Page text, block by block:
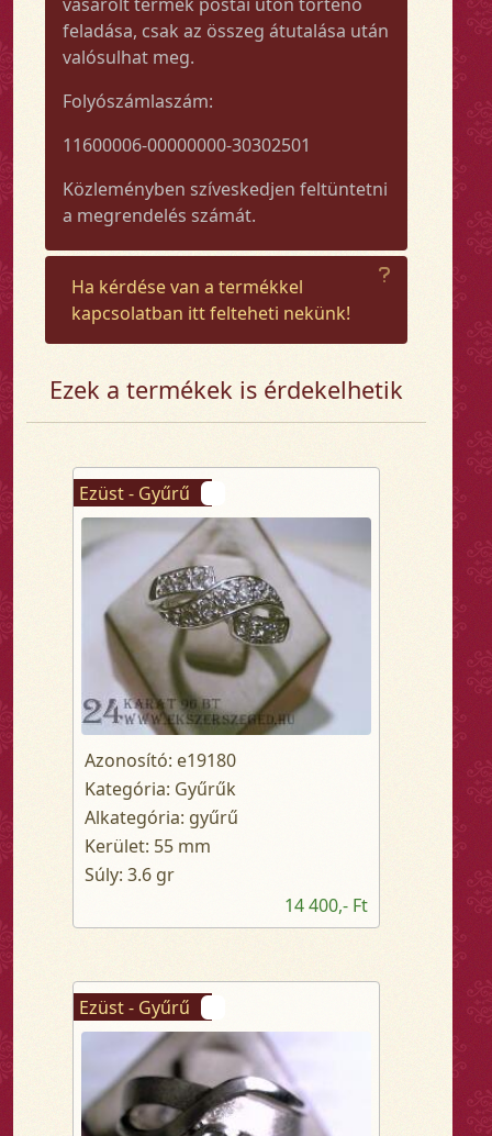
feladása, csak az összeg átutalása után
valósulhat meg.
Folyószámlaszám:
11600006-00000000-30302501
Közleményben szíveskedjen feltüntetni
a megrendelés számát.
Ha kérdése van a termékkel
kapcsolatban itt felteheti nekünk!
Ezek a termékek is érdekelhetik
Ezüst - Gyűrű
Azonosító: e19180
Kategória: Gyűrűk
Alkategória: gyűrű
Kerület: 55 mm
Súly: 3.6 gr
14 400,- Ft
Ezüst - Gyűrű